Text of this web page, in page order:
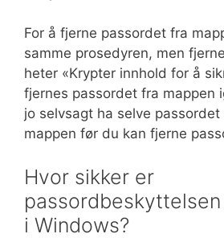
For å fjerne passordet fra
samme prosedyren, men
heter «Krypter innhold for å
fjernes passordet fra mappen
jo selvsagt ha selve
mappen før du kan fjerne
Hvor sikker er
i Windows?